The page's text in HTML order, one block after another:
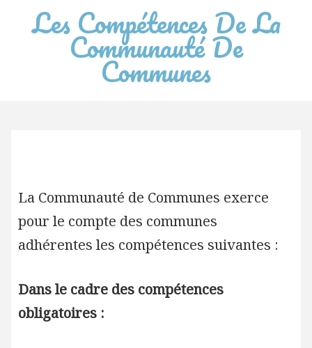
Les Compétences De La
Communauté De
Communes
La Communauté de Communes exerce
pour le compte des communes
adhérentes les compétences suivantes :
Dans le cadre des compétences
obligatoires :